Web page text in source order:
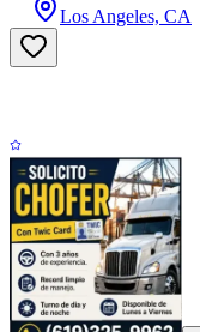
Los Angeles, CA